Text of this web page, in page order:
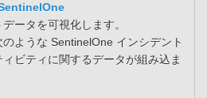
ータを可視化します。​
ような SentinelOne インシデント
ビティに関するデータが組み込ま